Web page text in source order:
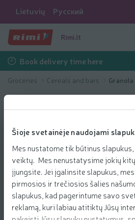
Šioje svetainėje naudojami
Mes nustatome tik būtinus
veiktų. Mes nenustatysime jokių
įjungsite. Jei įgalinsite slapukus,
pirmosios ir trečiosios šalies
slapukus, kad pagerintume savo
reklamą, kuri labiau atitiktų Jūsų
Lietuvių Русский
Rimi.lt
Book delivery time here
Groceries Cereals and bars Granola